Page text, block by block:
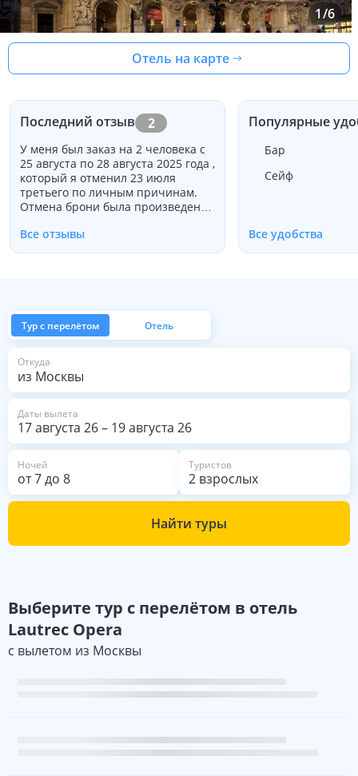
1/6
Отель на карте
Последний отзыв 2
У меня был заказ на 2 человека с
25 августа по 28 августа 2025 года ,
который я отменил 23 июля
третьего по личным причинам.
Отмена брони была произведена
отель отказался выдать какие-
либо деньги. Хотя я понимаю их
неразумным. Я обращался с
просьбой хотя бы частично
вернуть деньги, но никакого
ответа не получил. Этот опыт был
разочаровывающим, и я надеюсь,
отель пересмотрит, как они
рассматривают такие случаи.
Все отзывы
Популярные
Бар
Сейф
Все удобства
Тур с перелётом Отель
Откуда
из Москвы
Даты вылета
17 августа 26– 19 августа 26
Ночей
от7до 8
Туристов
2 взрослых
Найти туры
Выберите тур с перелётом в отель
Lautrec Opera
с вылетом из Москвы